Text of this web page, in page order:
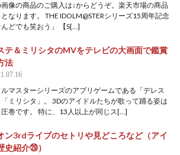
像の商品のご購入は↓からどうぞ。楽天市場の商品
なります。 THE IDOLM@STERシリーズ15周年記念
どでも笑おう」 【S[…]
テ＆ミリシタのMVをテレビの大画面で鑑賞
法
マスターシリーズのアプリゲームである「デレス
ミリシタ」。 3Dのアイドルたちが歌って踊る姿は
巻です。 特に、13人以上が同じス[…]
ン3rdライブのセトリや見どころなど（アイ
史紹介㉙）